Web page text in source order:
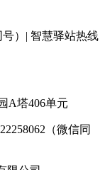
号）| 智慧驿站热线
A塔406单元
（微信同